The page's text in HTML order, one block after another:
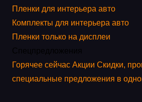
Пленки для интерьера авто
Комплекты для интерьера авто
Пленки только на дисплеи
Горячее сейчас Акции Скидки,
специальные предложения в